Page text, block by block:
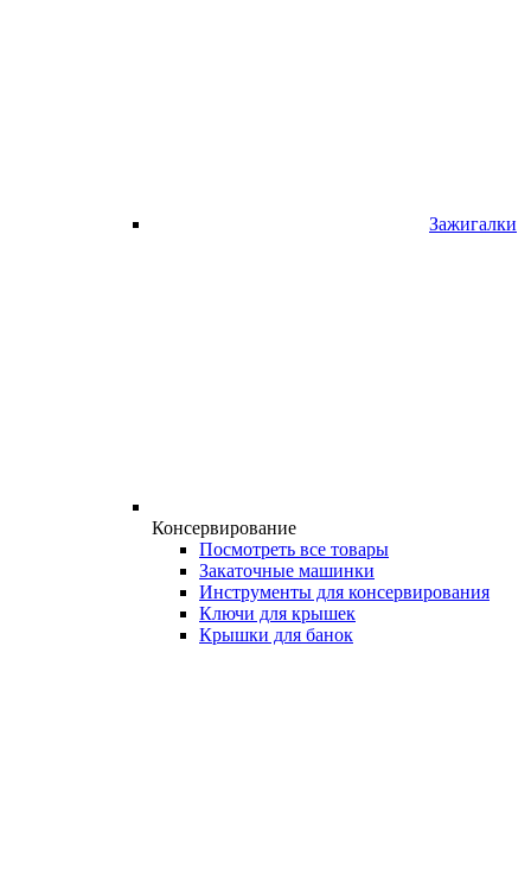
Зажигалки
Консервирование
Посмотреть все товары
Закаточные машинки
Инструменты для консервирования
Ключи для крышек
Крышки для банок